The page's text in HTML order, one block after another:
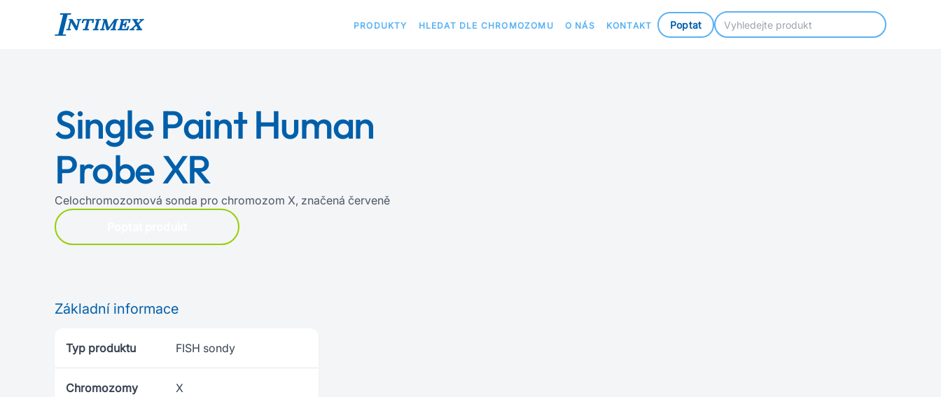
PRODUKTY HLEDAT DLE CHROMOZOMU O NÁS KONTAKT Poptat
Single Paint Human
Probe XR
Celochromozomová sonda pro chromozom X, značená červeně
Základní informace
Typ produktu FISH sondy
Chromozomy X